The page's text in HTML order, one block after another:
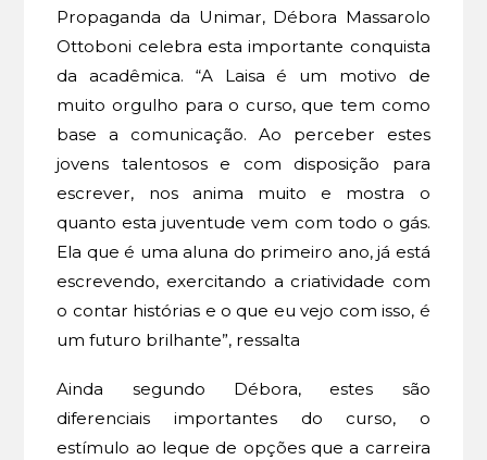
Propaganda da Unimar, Débora Massarolo
Ottoboni celebra esta importante conquista
da acadêmica. “A Laisa é um motivo de
muito orgulho para o curso, que tem como
base a comunicação. Ao perceber estes
jovens talentosos e com disposição para
escrever, nos anima muito e mostra o
quanto esta juventude vem com todo o gás.
Ela que é uma aluna do primeiro ano, já está
escrevendo, exercitando a criatividade com
o contar histórias e o que eu vejo com isso, é
um futuro brilhante”, ressalta
Ainda segundo Débora, estes são
diferenciais importantes do curso, o
estímulo ao leque de opções que a carreira